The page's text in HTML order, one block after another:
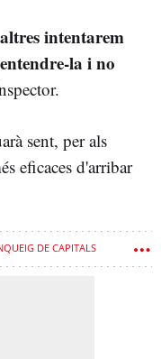
intentarem
la i no
sent, per als
eficaces d'arribar
DE CAPITALS